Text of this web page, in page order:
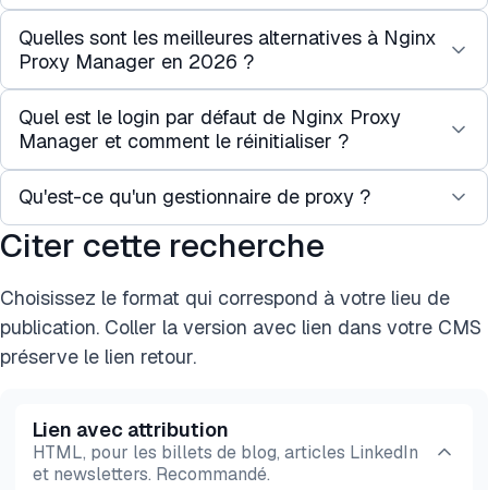
Oui, FoxyProxy est complètement open source et
gratuit pour Chrome et Firefox. Il reste l'un des
soucieux de la confidentialité.
Quelles sont les meilleures alternatives à Nginx
Proxy Manager en 2026 ?
1.Traefik :Idéal pour la découverte automatique
des conteneurs Docker.
2.Caddy :Réputé pour l'HTTPS automatique par
défaut.
3.Authentik :Bien que principalement un
sur la sécurité.
Quel est le login par défaut de Nginx Proxy
Manager et comment le réinitialiser ?
Les identifiants par défaut sont
admin@example.com et changeme. Si vous perdez
l'accès, vous devez ouvrir le terminal du
conteneur Docker et réinitialiser manuellement
l'enregistrement administrateur dans la base de
données SQLite ou MariaDB.
Qu'est-ce qu'un gestionnaire de proxy ?
Un gestionnaire de proxy est un logiciel conçu
pour contrôler, gérer et surveiller les serveurs
proxy. Il permet aux utilisateurs d'appliquer des
configurations personnalisées et de s'intégrer à
Citer cette recherche
Choisissez le format qui correspond à votre lieu de
publication. Coller la version avec lien dans votre CMS
préserve le lien retour.
Lien avec attribution
HTML, pour les billets de blog, articles LinkedIn
et newsletters. Recommandé.